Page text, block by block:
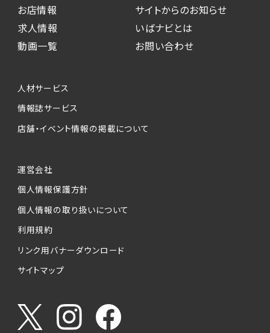
お店情報
求人情報
動画一覧
サイトからのお知らせ
いばナビとは
お問い合わせ
人材サービス
情報誌サービス
店舗・イベント情報の掲載について
運営会社
個人情報保護方針
個人情報の取り扱いについて
利用規約
リンク用バナーダウンロード
サイトマップ